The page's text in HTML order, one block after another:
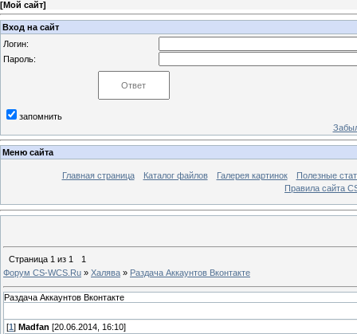
[Мой сайт]
Вход на сайт
Логин:
Пароль:
запомнить
Меню сайта
Главная страница Каталог файлов Галерея картинок
Полезные
Правила сайта
Страница 1 из 1
1
Форум CS-WCS.Ru » Халява » Раздача Аккаунтов Вконтакте
Раздача Аккаунтов Вконтакте
[1 ] Madfan [20.06.2014, 16:10]